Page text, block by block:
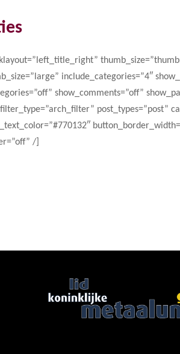
include_categories=”4″
show_comments=”off”
post_types=”post”
/]